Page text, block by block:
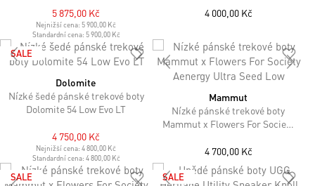
5 875,00 Kč
Nejnižší cena: 5 900,00 Kč
Standardní cena: 5 900,00 Kč
4 000,00 Kč
SALE
Dolomite
Nízké šedé pánské trekové boty
Dolomite 54 Low Evo LT
4 750,00 Kč
Nejnižší cena:4 800,00 Kč
Standardní cena: 4 800,00 Kč
Mammut
Nízké pánské trekové boty
Mammut x Flowers For Society
4 700,00 Kč
SALE SALE